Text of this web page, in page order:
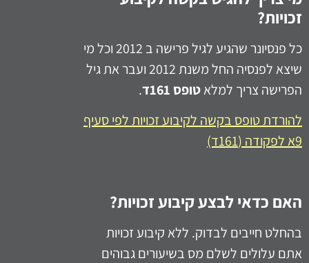
זכויות?
כל פנסיונר שהגיע לגיל פרישה ב 2012 וכל מי
שיצא לפנסיה החל משנת 2012 ועבר את גיל
הפרישה צריך למלאטופס 161ד
.
להורדת טופס בקשה לקיבוע זכויות לפי סעיף
9א לפקודה (161ד)
האם כדאי לבצע קיבוע זכויות?
בהחלט חייבים לבדוק. ללא קיבוע זכויות
אתם עלולים לשלם מס בשיעורים גבוהים